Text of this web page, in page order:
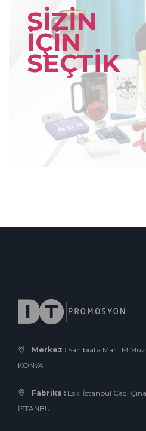
SİZİN
İÇİN
SEÇTİK
Merkez : Sahibiata Mah.
KONYA
Fabrika : Eski İstanbul Cad.
İSTANBUL